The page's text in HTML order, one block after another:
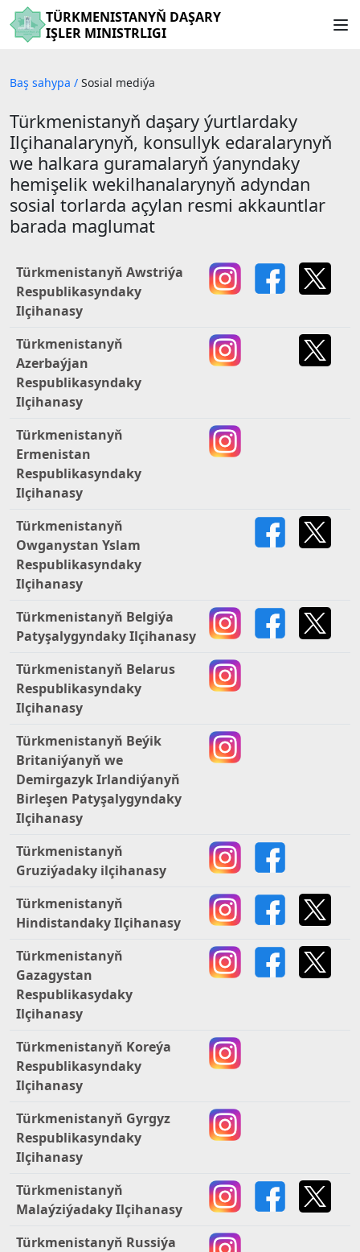
TÜRKMENISTANYŇ DAŞARY
IŞLER MINISTRLIGI
Baş sahypa / Sosial mediýa
Türkmenistanyň daşary ýurtlardaky
Ilçihanalarynyň, konsullyk edaralarynyň
we halkara guramalaryň ýanyndaky
hemişelik wekilhanalarynyň adyndan
sosial torlarda açylan resmi akkauntlar
barada maglumat
Türkmenistanyň Awstriýa
Respublikasyndaky
Ilçihanasy
Türkmenistanyň
Azerbaýjan
Respublikasyndaky
Ilçihanasy
Türkmenistanyň
Ermenistan
Respublikasyndaky
Ilçihanasy
Türkmenistanyň
Owganystan Yslam
Respublikasyndaky
Ilçihanasy
Türkmenistanyň Belgiýa
Patyşalygyndaky Ilçihanasy
Türkmenistanyň Belarus
Respublikasyndaky
Ilçihanasy
Türkmenistanyň Beýik
Britaniýanyň we
Demirgazyk Irlandiýanyň
Birleşen Patyşalygyndaky
Ilçihanasy
Türkmenistanyň
Gruziýadaky ilçihanasy
Türkmenistanyň
Hindistandaky Ilçihanasy
Türkmenistanyň
Gazagystan
Respublikasydaky
Ilçihanasy
Türkmenistanyň Koreýa
Respublikasyndaky
Ilçihanasy
Türkmenistanyň Gyrgyz
Respublikasyndaky
Ilçihanasy
Türkmenistanyň
Malaýziýadaky Ilçihanasy
Türkmenistanyň Russiýa